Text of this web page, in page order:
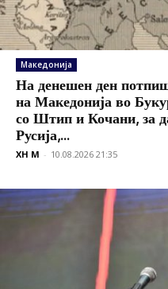
Македонија
На денешен ден
на Македонија во
со Штип и Кочани, за
Русија,...
XH M - 10.08.2026 21:35